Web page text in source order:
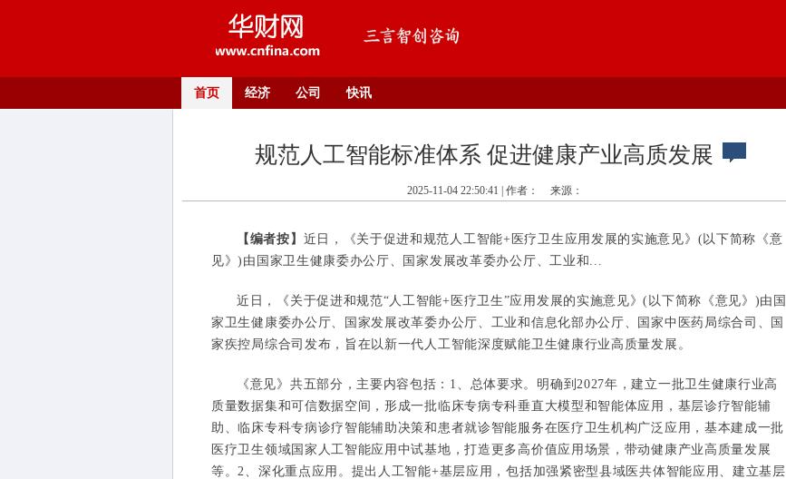
首页 经济 公司 快讯
规范人工智能标准体系 促进健康产业高质发展
2025-11-04 22:50:41 | 作者： 来源：
【编者按】 近日，《关于促进和规范人工智能+医疗卫生应用发展的实施意见》(以下简称《意
见》)由国家卫生健康委办公厅、国家发展改革委办公厅、工业和...
近日，《关于促进和规范“人工智能+医疗卫生”应用发展的实施意见》(以下简称《意见》)由国
家卫生健康委办公厅、国家发展改革委办公厅、工业和信息化部办公厅、国家中医药局综合司、国
家疾控局综合司发布，旨在以新一代人工智能深度赋能卫生健康行业高质量发展。
《意见》共五部分，主要内容包括：1、总体要求。明确到2027年，建立一批卫生健康行业高
质量数据集和可信数据空间，形成一批临床专病专科垂直大模型和智能体应用，基层诊疗智能辅
助、临床专科专病诊疗智能辅助决策和患者就诊智能服务在医疗卫生机构广泛应用，基本建成一批
医疗卫生领域国家人工智能应用中试基地，打造更多高价值应用场景，带动健康产业高质量发展
等。2、深化重点应用。提出人工智能+基层应用，包括加强紧密型县域医共体智能应用、建立基层